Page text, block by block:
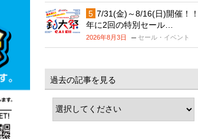
7/31(金)～8/16(日)開催！！
年に2回の特別セール…
2026年8月3日 セール・イベント
過去の記事を見る